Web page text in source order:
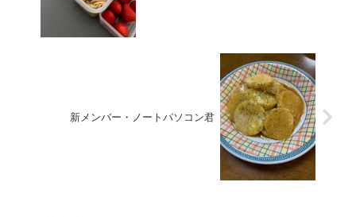
新メンバー・ノートパソコン君